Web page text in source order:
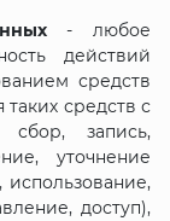
- любое
действий
средств
средств с
сбор, запись,
уточнение
доступ),